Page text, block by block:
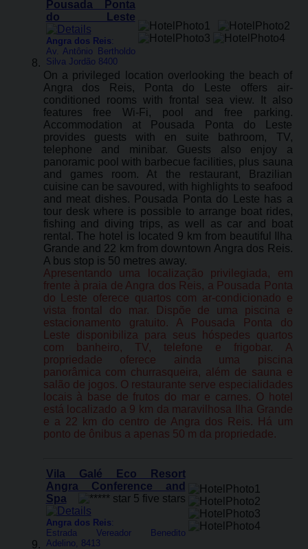
Pousada Ponta
do Leste
Angra dos Reis:
Av. Antônio Bertholdo
Silva Jordão 8400
On a privileged location overlooking the beach of
Angra dos Reis, Ponta do Leste offers air-
conditioned rooms with frontal sea view. It also
features free Wi-Fi, pool and free parking.
Accommodation at Pousada Ponta do Leste
provides guests with en suite bathroom, TV,
telephone and minibar. Guests also enjoy a
panoramic pool with barbecue facilities, plus sauna
and games room. At the restaurant, Brazilian
cuisine can be savoured, with highlights to seafood
and meat dishes. Pousada Ponta do Leste has a
tour desk where is possible to arrange boat rides,
fishing and diving trips, as well as car and boat
rental. The hotel is located 9 km from beautiful Ilha
Grande and 22 km from downtown Angra dos Reis.
A bus stop is 50 metres away.
Apresentando uma localização privilegiada, em
frente à praia de Angra dos Reis, a Pousada Ponta
do Leste oferece quartos com ar-condicionado e
vista frontal do mar. Dispõe de uma piscina e
estacionamento gratuito. A Pousada Ponta do
Leste disponibiliza para seus hóspedes quartos
com banheiro, TV, telefone e frigobar. A
propriedade oferece ainda uma piscina
panorâmica com churrasqueira, além de sauna e
salão de jogos. O restaurante serve especialidades
locais à base de frutos do mar e carnes. O hotel
está localizado a 9 km da maravilhosa Ilha Grande
e a 22 km do centro de Angra dos Reis. Há um
ponto de ônibus a apenas 50 m da propriedade.
Vila Galé Eco Resort
Angra Conference and
Spa
Angra dos Reis:
Estrada Vereador Benedito
Adelino, 8413